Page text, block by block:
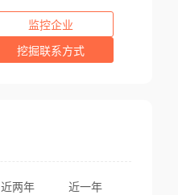
监控企业
挖掘联系方式
近两年 近一年